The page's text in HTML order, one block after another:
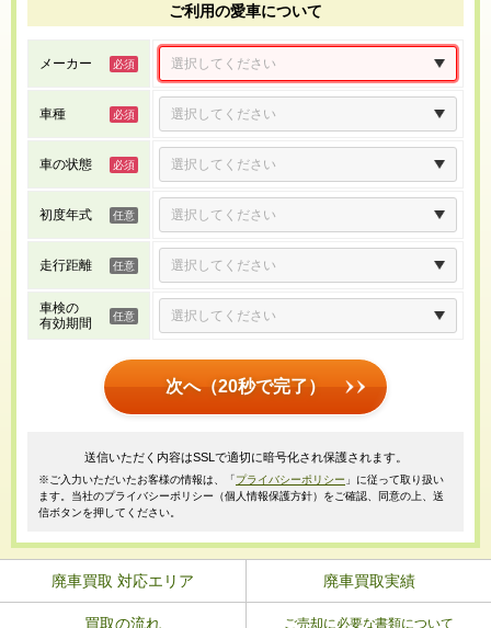
ご利用の愛車について
メーカー
車種
車の状態
初度年式
走行距離
車検の
有効期間
次へ（20秒で完了）
送信いただく内容はSSLで適切に暗号化され保護されます。
※ご入力いただいたお客様の情報は、「プライバシーポリシー 」に従って取り扱い
ます。当社のプライバシーポリシー（個人情報保護方針）をご確認、同意の上、送
信ボタンを押してください。
廃車買取 対応エリア 廃車買取実績
買取の流れ ご売却に必要な書類について